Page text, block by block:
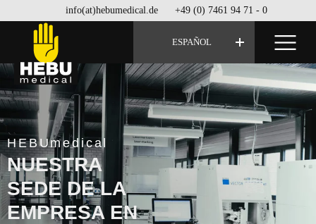
info(at)hebumedical.de +49 (0) 7461 94 71 - 0
ESPAÑOL
HEBUmedical
NUESTRA
SEDE DE LA
EMPRESA EN